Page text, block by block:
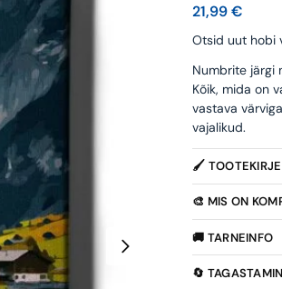
21,99€
Otsid uut hobi
Numbrite järgi
Kõik, mida on
vastava
vajalikud.
🖌️
🎨 MIS ON
🚚 TARNEINFO
🔄